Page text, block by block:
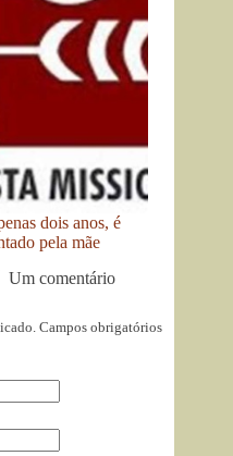
dois anos, é
pela mãe
Um comentário
Campos obrigatórios